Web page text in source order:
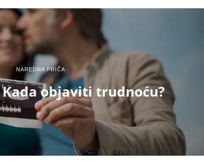
NAREDNA PRIČA
Kada objaviti trudnoću?